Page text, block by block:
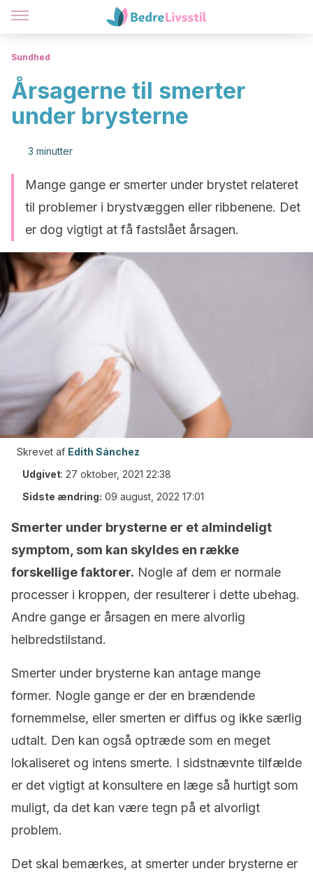
Sundhed
Årsagerne til smerter
under brysterne
3 minutter
Mange gange er smerter under brystet relateret
til problemer i brystvæggen eller ribbenene. Det
er dog vigtigt at få fastslået årsagen.
Skrevet af Edith Sánchez
Udgivet: 27 oktober, 2021 22:38
Sidste ændring: 09 august, 2022 17:01
Smerter under brysterne er et almindeligt
symptom, som kan skyldes en række
forskellige faktorer. Nogle af dem er normale
processer i kroppen, der resulterer i dette ubehag.
Andre gange er årsagen en mere alvorlig
helbredstilstand.
Smerter under brysterne kan antage mange
former. Nogle gange er der en brændende
fornemmelse, eller smerten er diffus og ikke særlig
udtalt. Den kan også optræde som en meget
lokaliseret og intens smerte. I sidstnævnte tilfælde
er det vigtigt at konsultere en læge så hurtigt som
muligt, da det kan være tegn på et alvorligt
problem.
Det skal bemærkes, at smerter under brysterne er